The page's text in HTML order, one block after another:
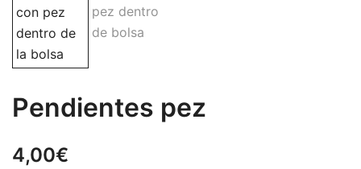
Pendientes pez
4,00€